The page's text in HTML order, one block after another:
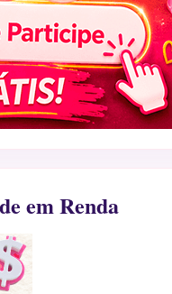
em Renda